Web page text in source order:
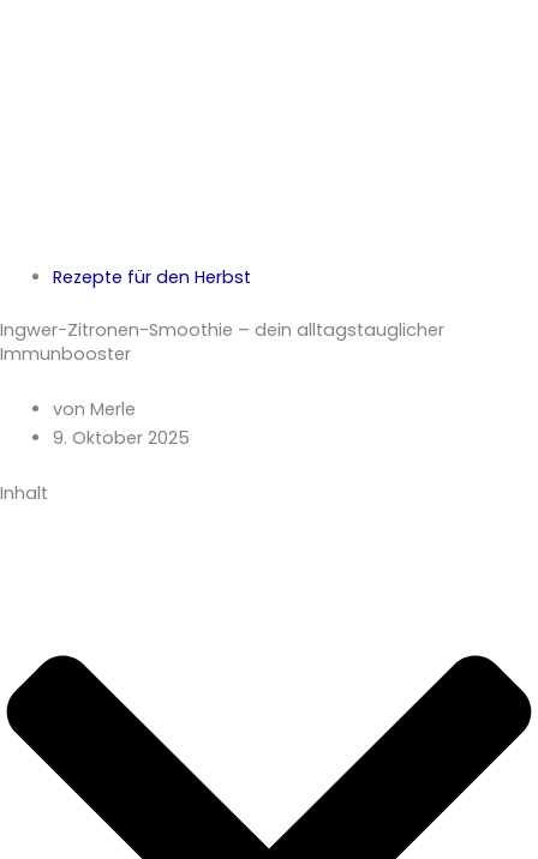
Rezepte für den Herbst
Ingwer-Zitronen-Smoothie – dein alltagstauglicher
Immunbooster
von Merle
9. Oktober 2025
Inhalt